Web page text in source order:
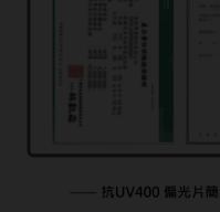
Candy Magic魔幻糖果
EverColor艾薇卡
Pony Pallet魔彩盤
CRYSTE晶瞳